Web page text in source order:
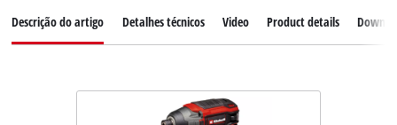
Descrição do artigo Detalhes técnicos Video Product details